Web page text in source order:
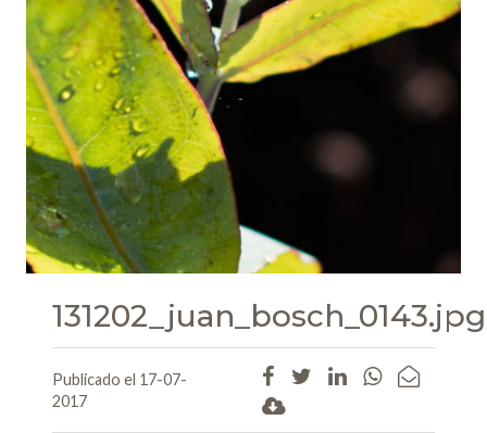
131202_juan_bosch_0143.jpg
Publicado el 17-07-
2017